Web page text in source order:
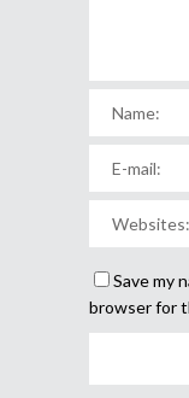
Save my
browser for